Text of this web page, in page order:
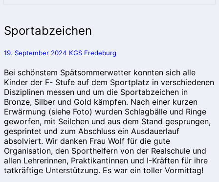
Sportabzeichen
Sportabzeichen
19. September 2024 KGS Fredeburg
Bei schönstem Spätsommerwetter konnten sich alle
Kinder der F- Stufe auf dem Sportplatz in verschiedenen
Disziplinen messen und um die Sportabzeichen in
Bronze, Silber und Gold kämpfen. Nach einer kurzen
Erwärmung (siehe Foto) wurden Schlagbälle und Ringe
geworfen, mit Seilchen und aus dem Stand gesprungen,
gesprintet und zum Abschluss ein Ausdauerlauf
absolviert. Wir danken Frau Wolf für die gute
Organisation, den Sporthelfern von der Realschule und
allen Lehrerinnen, Praktikantinnen und I-Kräften für ihre
tatkräftige Unterstützung. Es war ein toller Vormittag!